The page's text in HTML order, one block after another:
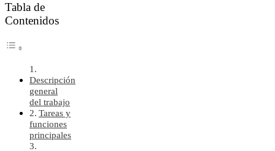
Tabla de
Contenidos
Descripción
general
del trabajo
Tareas y
funciones
principales